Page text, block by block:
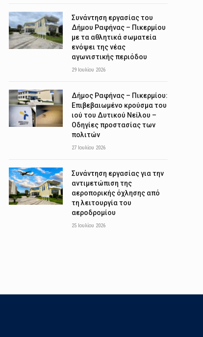
Συνάντηση εργασίας του
Δήμου Ραφήνας – Πικερμίου
με τα αθλητικά σωματεία
ενόψει της νέας
αγωνιστικής περιόδου
29 Ιουλίου 2026
Δήμος Ραφήνας – Πικερμίου:
Επιβεβαιωμένο κρούσμα του
ιού του Δυτικού Νείλου –
Οδηγίες προστασίας των
πολιτών
27 Ιουλίου 2026
Συνάντηση εργασίας για την
αντιμετώπιση της
αεροπορικής όχλησης από
τη λειτουργία του
αεροδρομίου
25 Ιουλίου 2026